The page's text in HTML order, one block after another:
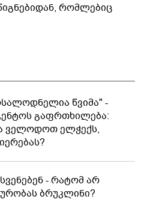
რომლებიც
წვიმა" -
გაფრთხილება:
ველოდოთ ელჭექს,
- რატომ არ
ბრუკლინი?